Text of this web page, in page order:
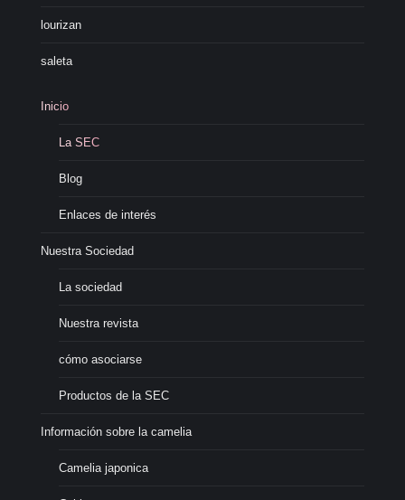
lourizan
saleta
Inicio
La SEC
Blog
Enlaces de interés
Nuestra Sociedad
La sociedad
Nuestra revista
cómo asociarse
Productos de la SEC
Información sobre la camelia
Camelia japonica